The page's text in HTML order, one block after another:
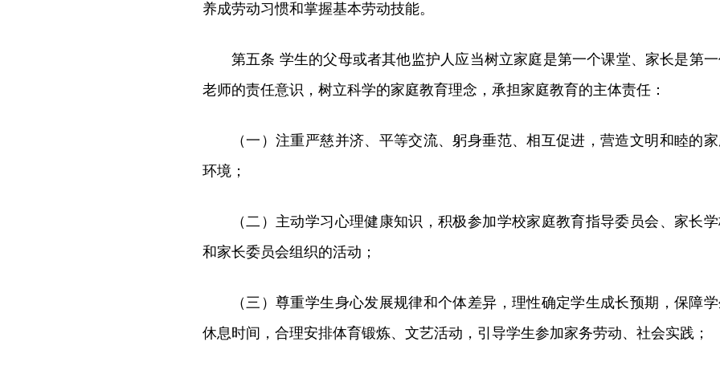
养成劳动习惯和掌握基本劳动技能。
第五条 学生的父母或者其他监护人应当树立家庭是第一个课堂、家长是第
老师的责任意识，树立科学的家庭教育理念，承担家庭教育的主体责任：
（一）注重严慈并济、平等交流、躬身垂范、相互促进，营造文明和睦的
环境；
（二）主动学习心理健康知识，积极参加学校家庭教育指导委员会、家长
和家长委员会组织的活动；
（三）尊重学生身心发展规律和个体差异，理性确定学生成长预期，保障学
休息时间，合理安排体育锻炼、文艺活动，引导学生参加家务劳动、社会实践；